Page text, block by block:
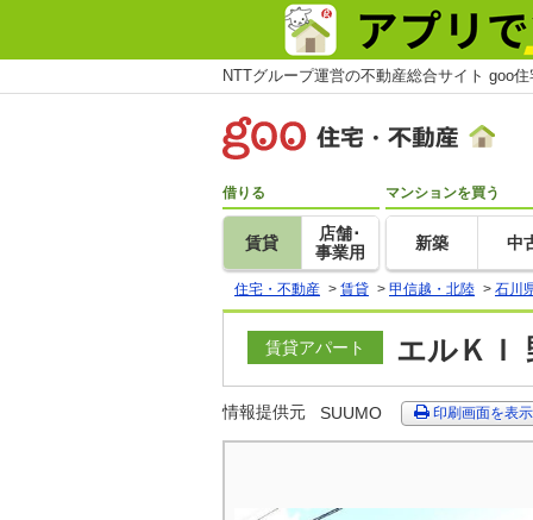
NTTグループ運営の不動産総合サイト goo
借りる
賃貸
店舗･
事業用
マンションを買う
新築 中
住宅・不動産 > 賃貸 > 甲信越・北陸 > 石川
賃貸アパート エルＫＩ
情報提供元 SUUMO 印刷画面を表示